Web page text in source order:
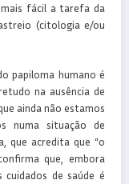
mais fácil a tarefa da
(citologia e/ou
papiloma humano é
na ausência de
ainda não estamos
numa situação de
que acredita que “o
que, embora
de saúde é